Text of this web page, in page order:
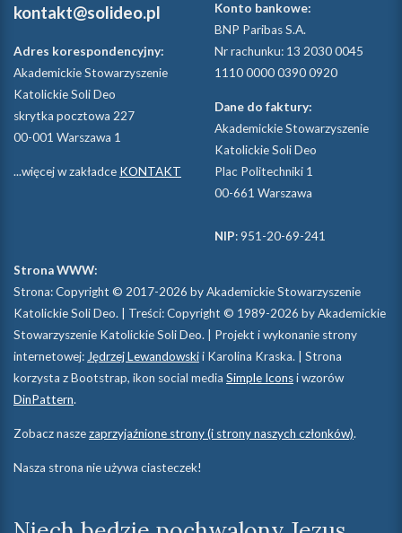
kontakt@solideo.pl
Adres korespondencyjny:
Akademickie Stowarzyszenie
Katolickie Soli Deo
skrytka pocztowa 227
00-001 Warszawa 1
...więcej w zakładce KONTAKT
Konto bankowe:
BNP Paribas S.A.
Nr rachunku: 13 2030 0045
1110 0000 0390 0920
Dane do faktury:
Akademickie Stowarzyszenie
Katolickie Soli Deo
Plac Politechniki 1
00-661 Warszawa
NIP: 951-20-69-241
Strona WWW:
Strona: Copyright © 2017-2026 by Akademickie Stowarzyszenie
Katolickie Soli Deo. | Treści: Copyright © 1989-2026 by Akademickie
Stowarzyszenie Katolickie Soli Deo. | Projekt i wykonanie strony
internetowej: Jędrzej Lewandowskii Karolina Kraska. | Strona
korzysta z Bootstrap, ikon social media Simple Iconsi wzorów
DinPattern.
Zobacz naszezaprzyjaźnione strony (i strony naszych członków).
Nasza strona nie używa ciasteczek!